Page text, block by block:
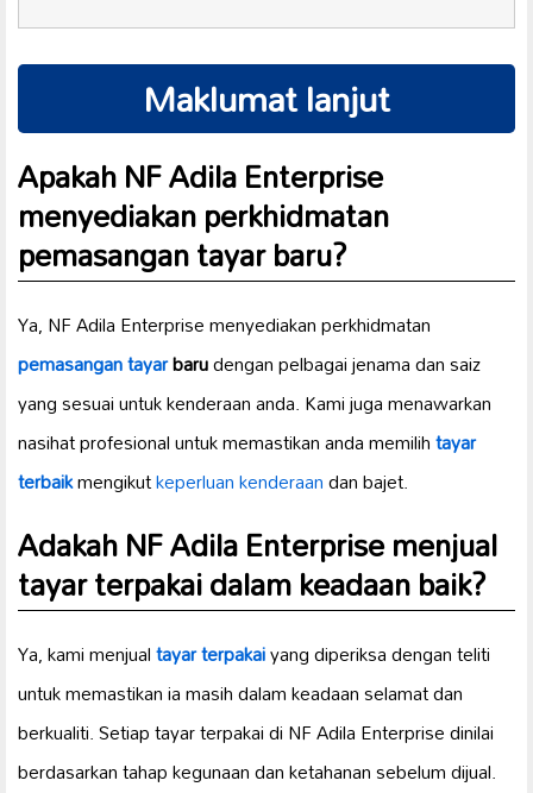
Maklumat lanjut
Apakah NF Adila Enterprise
menyediakan perkhidmatan
pemasangan tayar baru?
Ya, NF Adila Enterprise menyediakan perkhidmatan
pemasangan tayarbarudengan pelbagai jenama dan saiz
yang sesuai untuk kenderaan anda. Kami juga menawarkan
nasihat profesional untuk memastikan anda memilihtayar
terbaikmengikutkeperluan kenderaandan bajet.
Adakah NF Adila Enterprise menjual
tayar terpakaidalam keadaan baik?
Ya, kami menjualtayar terpakaiyang diperiksa dengan teliti
untuk memastikan ia masih dalam keadaan selamat dan
berkualiti. Setiap tayar terpakai di NF Adila Enterprise dinilai
berdasarkan tahap kegunaan dan ketahanan sebelum dijual.